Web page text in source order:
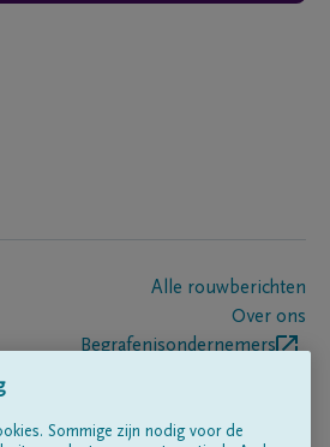
Alle rouwberichten
Over ons
Begrafenisondernemers
Sommige zijn nodig voor de